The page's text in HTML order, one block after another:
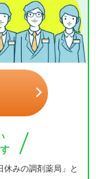
休みの調剤薬局」と